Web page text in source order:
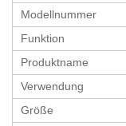
Modellnummer
Funktion
Produktname
Verwendung
Größe